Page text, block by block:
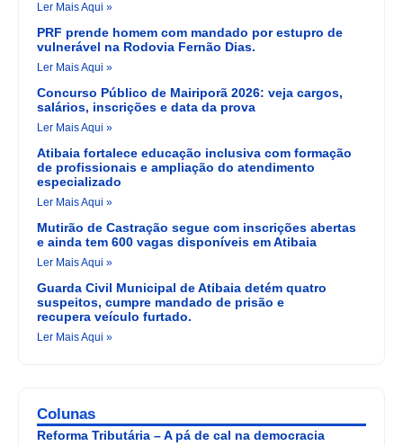
Ler Mais Aqui »
PRF prende homem com mandado por estupro de
vulnerável na Rodovia Fernão Dias.
Ler Mais Aqui »
Concurso Público de Mairiporã 2026: veja cargos,
salários, inscrições e data da prova
Ler Mais Aqui »
Atibaia fortalece educação inclusiva com formação
de profissionais e ampliação do atendimento
especializado
Ler Mais Aqui »
Mutirão de Castração segue com inscrições abertas
e ainda tem 600 vagas disponíveis em Atibaia
Ler Mais Aqui »
Guarda Civil Municipal de Atibaia detém quatro
suspeitos, cumpre mandado de prisão e
recupera veículo furtado.
Ler Mais Aqui »
Colunas
Reforma Tributária – A pá de cal na democracia